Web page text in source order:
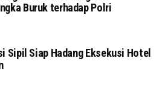
Buruk terhadap Polri
Sipil Siap Hadang Eksekusi Hotel